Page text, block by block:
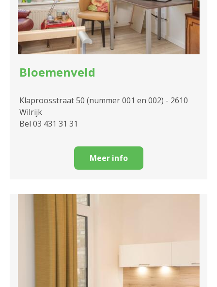
2600 Berchem
2610 Wilrijk
2660 Hoboken
Bloemenveld
Klaproosstraat 50 (nummer 001 en 002) - 2610
Wilrijk
Bel 03 431 31 31
Meer info